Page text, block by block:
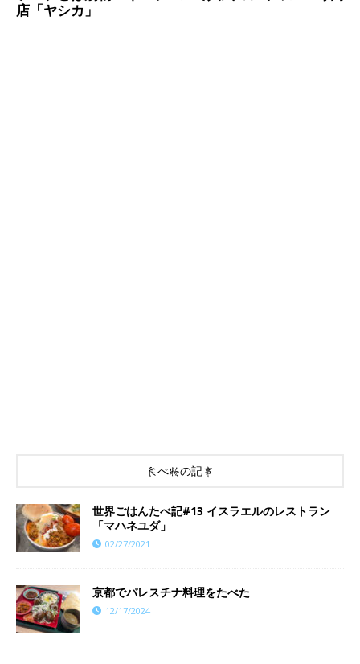
食べ物の記事
世界ごはんたべ記#13 イスラエルのレストラン
「マハネユダ」
02/27/2021
京都でパレスチナ料理をたべた
12/17/2024